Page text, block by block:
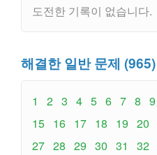
도전한 기록이 없습니다.
해결한 일반 문제 (965)
1 2 3 4 5 6 7 8 9
15 16 17 18 19 20
27 28 29 30 31 32